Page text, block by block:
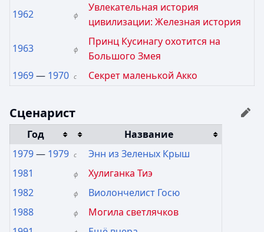
1962 ф
Увлекательная история
цивилизации: Железная история
1963 ф
Принц Кусинагу охотится на
Большого Змея
1969— 1970 с Секрет маленькой Акко
Сценарист
Год
Название
1979— 1979 с
Энн из Зеленых Крыш
1981
ф
Хулиганка Тиэ
1982
ф
Виолончелист Госю
1988
ф
Могила светлячков